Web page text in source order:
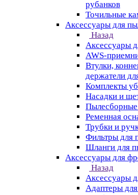
рубанков
Точильные
Аксессуары для
Назад
Аксессуары
AWS-
Втулки,
держатели
Комплекты
Насадки и
Ременная
Трубки и
Фильтры для
Шланги для
Аксессуары для
Назад
Аксессуары
Адаптеры